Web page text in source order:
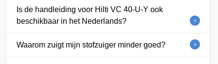
Is de handleiding voor Hilti VC 40-U-Y ook
beschikbaar in het Nederlands?
Waarom zuigt mijn stofzuiger minder goed?